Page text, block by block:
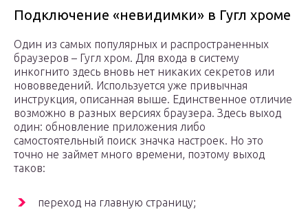
Подключение «невидимки» в Гугл хроме
Один из самых популярных и распространенных
браузеров – Гугл хром. Для входа в систему
инкогнито здесь вновь нет никаких секретов или
нововведений. Используется уже привычная
инструкция, описанная выше. Единственное отличие
возможно в разных версиях браузера. Здесь выход
один: обновление приложения либо
самостоятельный поиск значка настроек. Но это
точно не займет много времени, поэтому выход
таков:
переход на главную страницу;